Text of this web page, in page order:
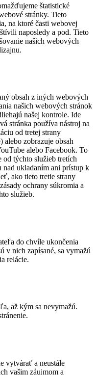
štatistické
stránky. Tieto
na ktoré časti webovej
naposledy a pod. Tieto
našich webových
obsah z iných webových
našich webových stránok
našej kontrole. Ide
stránka používa nástroj na
od tretej strany
alebo zobrazuje obsah
alebo Facebook. To
od týchto služieb tretích
nad ukladaním ani prístup k
ako tieto tretie strany
ochrany súkromia a
služieb.
do chvíle ukončenia
v nich zapísané, sa vymažú
relácie.
až kým sa nevymažú.
vytvárať a neustále
vašim záujmom a